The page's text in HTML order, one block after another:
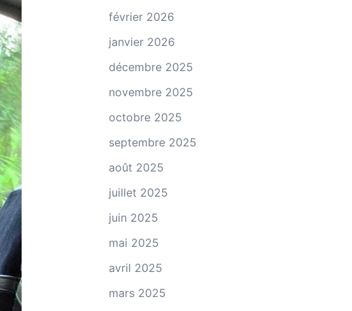
février 2026
janvier 2026
décembre 2025
novembre 2025
octobre 2025
septembre 2025
août 2025
juillet 2025
juin 2025
mai 2025
avril 2025
mars 2025